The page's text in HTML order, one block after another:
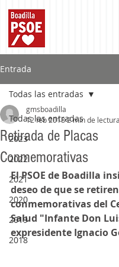
Entrada
Todas las entradas
2023
2022
2021
2020
2019
2018
Todas las entradas
Retirada de Placas
Conmemorativas
gmsboadilla
12 feb 20182 min de lectura
El PSOE de Boadilla
deseo de que se
conmemorativas del
Salud "Infante Don
expresidente Ignacio